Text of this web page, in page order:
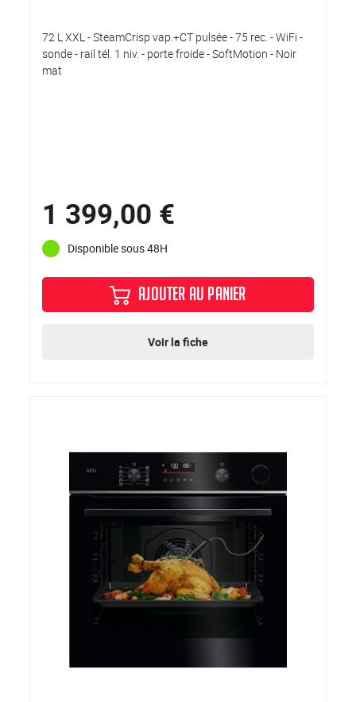
72 L XXL - SteamCrisp vap.+CT pulsée - 75 rec. - WiFi -
sonde - rail tél. 1 niv. - porte froide - SoftMotion - Noir
mat
1 399,00 €
Disponible sous 48H
AJOUTER AU PANIER
Voir la fiche